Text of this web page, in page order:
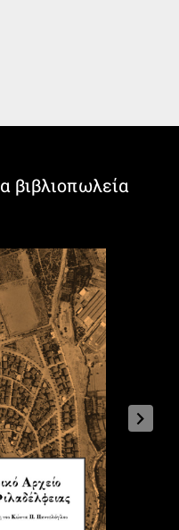
βιβλιοπωλεία